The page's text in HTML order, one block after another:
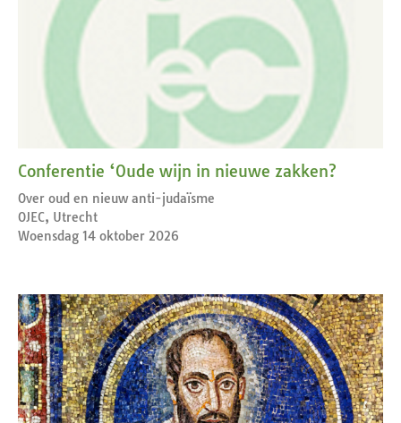
Conferentie ‘Oude wijn in nieuwe zakken?
Over oud en nieuw anti-judaïsme
OJEC, Utrecht
Woensdag 14 oktober 2026